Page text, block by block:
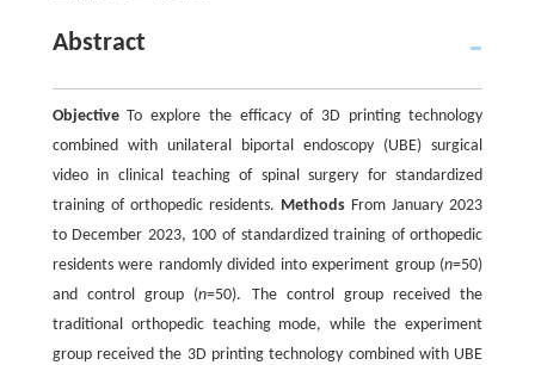
Abstract
ObjectiveTo explore the efficacy of 3D printing technology
combined with unilateral biportal endoscopy (UBE) surgical
video in clinical teaching of spinal surgery for standardized
training of orthopedic residents. Methods From January 2023
to December 2023, 100 of standardized training of orthopedic
residents were randomly divided into experiment group (n=50)
and control group (n=50). The control group received the
traditional orthopedic teaching mode, while the experiment
group received the 3D printing technology combined with UBE